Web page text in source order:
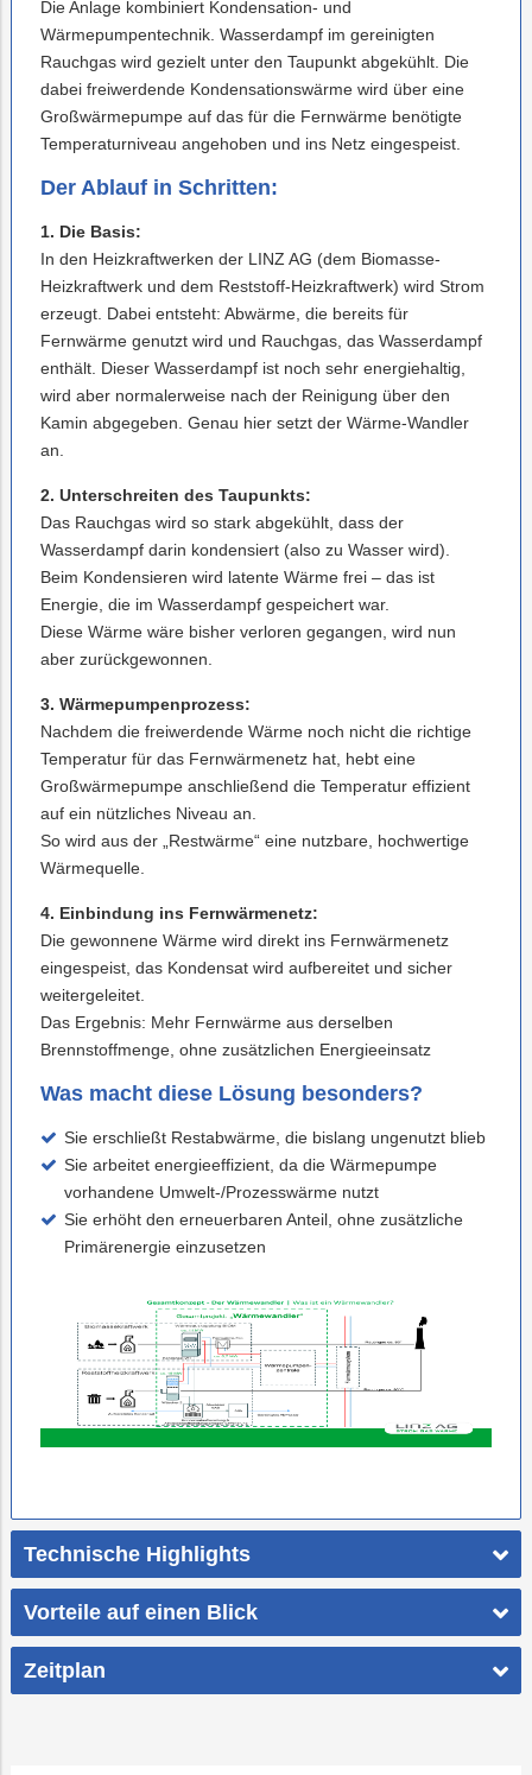
Die Anlage kombiniert Kondensation- und
Wärmepumpentechnik. Wasserdampf im gereinigten
Rauchgas wird gezielt unter den Taupunkt abgekühlt. Die
dabei freiwerdende Kondensationswärme wird über eine
Großwärmepumpe auf das für die Fernwärme benötigte
Temperaturniveau angehoben und ins Netz eingespeist.
Der Ablauf in Schritten:
1. Die Basis:
In den Heizkraftwerken der LINZ AG (dem Biomasse-
Heizkraftwerk und dem Reststoff-Heizkraftwerk) wird Strom
erzeugt. Dabei entsteht: Abwärme, die bereits für
Fernwärme genutzt wird und Rauchgas, das Wasserdampf
enthält. Dieser Wasserdampf ist noch sehr energiehaltig,
wird aber normalerweise nach der Reinigung über den
Kamin abgegeben. Genau hier setzt der Wärme-Wandler
an.
2. Unterschreiten des Taupunkts:
Das Rauchgas wird so stark abgekühlt, dass der
Wasserdampf darin kondensiert (also zu Wasser wird).
Beim Kondensieren wird latente Wärme frei – das ist
Energie, die im Wasserdampf gespeichert war.
Diese Wärme wäre bisher verloren gegangen, wird nun
aber zurückgewonnen.
3. Wärmepumpenprozess:
Nachdem die freiwerdende Wärme noch nicht die richtige
Temperatur für das Fernwärmenetz hat, hebt eine
Großwärmepumpe anschließend die Temperatur effizient
auf ein nützliches Niveau an.
So wird aus der „Restwärme“ eine nutzbare, hochwertige
Wärmequelle.
4. Einbindung ins Fernwärmenetz:
Die gewonnene Wärme wird direkt ins Fernwärmenetz
eingespeist, das Kondensat wird aufbereitet und sicher
weitergeleitet.
Das Ergebnis: Mehr Fernwärme aus derselben
Brennstoffmenge, ohne zusätzlichen Energieeinsatz
Was macht diese Lösung besonders?
Sie erschließt Restabwärme, die bislang ungenutzt blieb
Sie arbeitet energieeffizient, da die Wärmepumpe
vorhandene Umwelt‑/Prozesswärme nutzt
Sie erhöht den erneuerbaren Anteil, ohne zusätzliche
Primärenergie einzusetzen
Technische Highlights
Vorteile auf einen Blick
Zeitplan